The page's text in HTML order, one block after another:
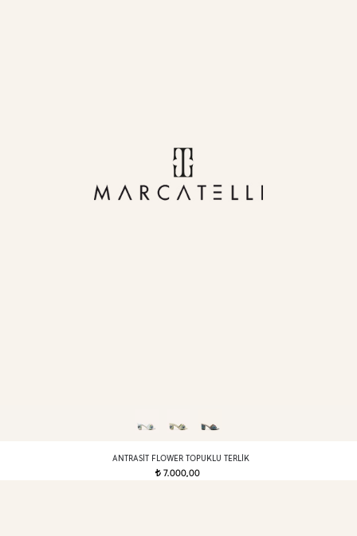
ANTRASIT FLOWER TOPUKLU TERLIK
t 7.000,00